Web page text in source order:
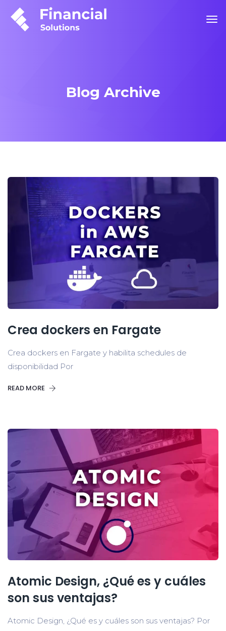
Blog Archive
Crea dockers en Fargate
Crea dockers en Fargate y habilita schedules de
disponibilidad Por
READ MORE
Atomic Design, ¿Qué es y cuáles
son sus ventajas?
Atomic Design, ¿Qué es y cuáles son sus ventajas? Por